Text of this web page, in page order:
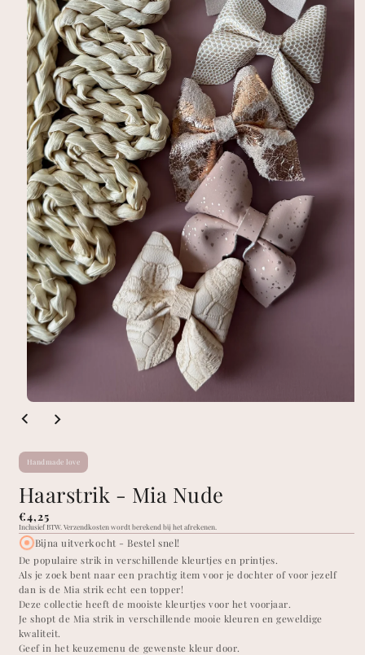
Handmade love
Haarstrik - Mia Nude
Normale
prijs
€4,25
Inclusief BTW. Verzendkosten wordt berekend bij het afrekenen.
Bijna uitverkocht - Bestel snel!
De populaire strik in verschillende kleurtjes en printjes.
Als je zoek bent naar een prachtig item voor je dochter of voor jezelf
dan is de Mia strik echt een topper!
Deze collectie heeft de mooiste kleurtjes voor het voorjaar.
Je shopt de Mia strik in verschillende mooie kleuren en geweldige
kwaliteit.
Geef in het keuzemenu de gewenste kleur door.